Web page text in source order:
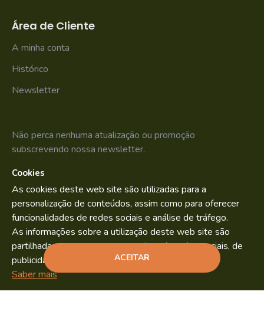
ADICIONAR
Área de Cliente
A minha conta
Histórico
Newsletter
Não perca nenhuma atualização ou promoção
subscrevendo nossa newsletter.
Li e aceito osPolítica de Privacidade
Copyright © 2022. ByBild.pt
ACEITAR
Cookies
As cookies deste web site são utilizadas para a
personalização de conteúdos, assim como para oferecer
funcionalidades de redes sociais e análise de tráfego.
As informações sobre a utilização deste web site são
partilhadas com os nossos parceiros de redes sociais, de
publicidade e análise.
Saber mais